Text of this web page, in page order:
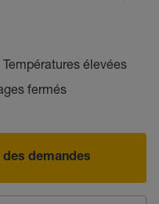
Températures élevées
fermés
demandes